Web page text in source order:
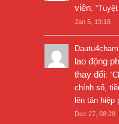
viên: “
Jan 5, 19:16
Dautu4cham
lao động
thay đổi: “
chính số,
lên tân hiệp
Dec 27, 08:28